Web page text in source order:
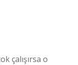
çalışırsa o